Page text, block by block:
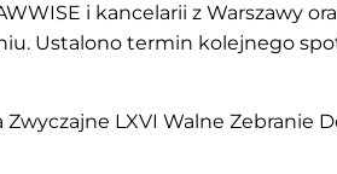
i kancelarii z Warszawy
Ustalono termin kolejnego
LXVI Walne Zebranie